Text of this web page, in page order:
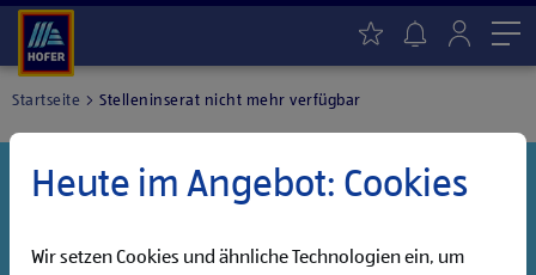
Startseite Stelleninserat nicht mehr verfügbar
haben noch weitere Jobs, die auf dich warten!
Danke für dein Interesse!
Heute im Angebot: Cookies
Wir setzen Cookies und ähnliche Technologien ein, um